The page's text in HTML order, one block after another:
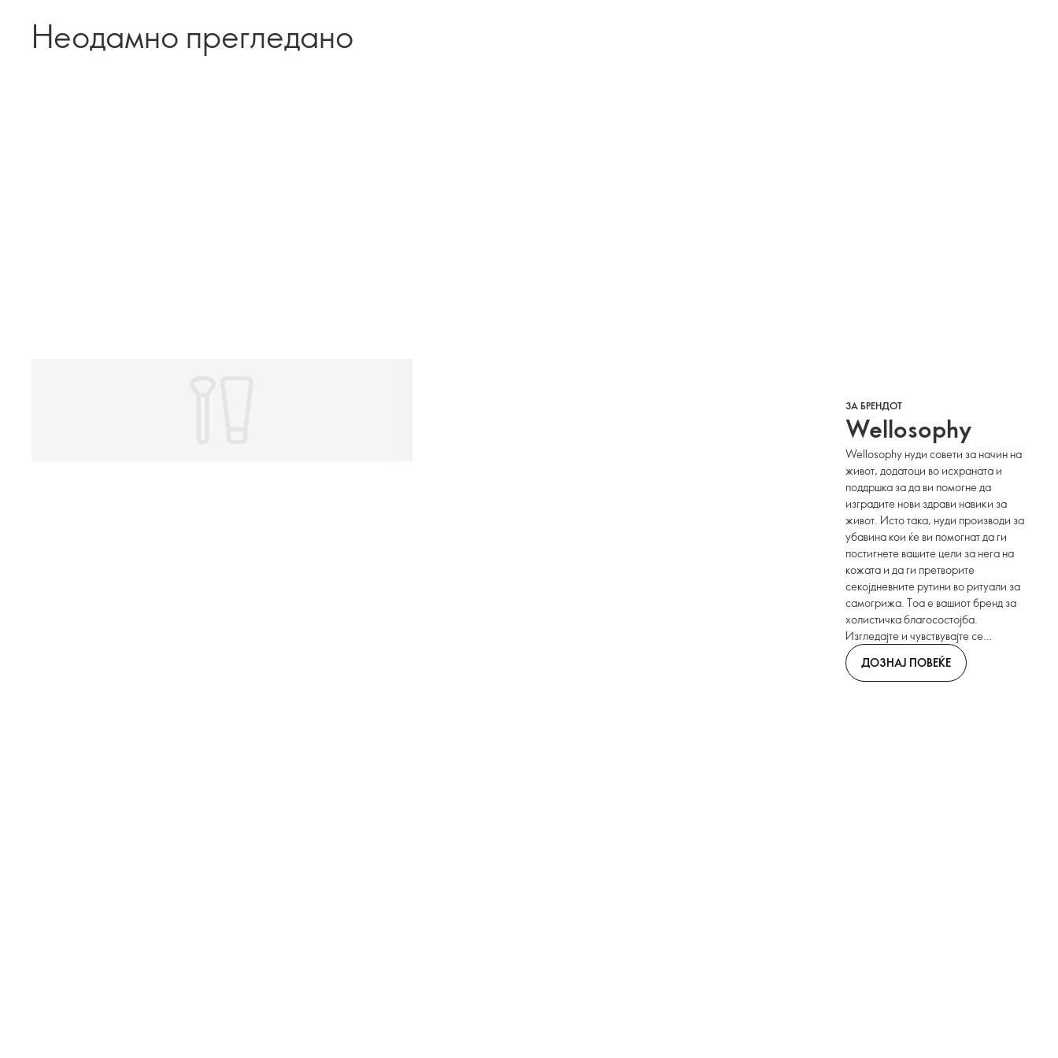
Неодамно прегледано
ЗА БРЕНДОТ
Wellosophy
Wellosophy нуди совети за начин на
живот, додатоци во исхраната и
поддршка за да ви помогне да
изградите нови здрави навики за
живот. Исто така, нуди производи за
убавина кои ќе ви помогнат да ги
постигнете вашите цели за нега на
кожата и да ги претворите
секојдневните рутини во ритуали за
самогрижа. Тоа е вашиот бренд за
холистичка благосостојба.
Изгледајте и чувствувајте се
неверојатно денес и обезбедете
поздраво, посреќно утре.
ДОЗНАЈ ПОВЕЌЕ